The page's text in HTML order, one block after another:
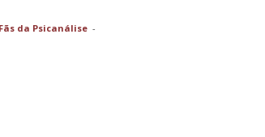
Fãs da Psicanálise -